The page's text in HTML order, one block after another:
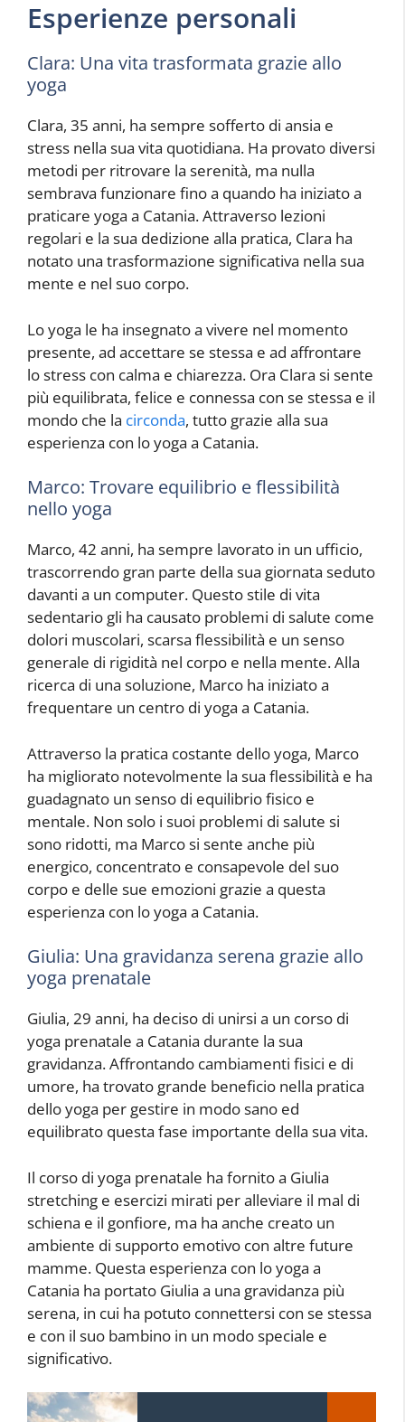
Esperienze personali
Clara: Una vita trasformata grazie allo
yoga
Clara, 35 anni, ha sempre sofferto di ansia e
stress nella sua vita quotidiana. Ha provato diversi
metodi per ritrovare la serenità, ma nulla
sembrava funzionare fino a quando ha iniziato a
praticare yoga a Catania. Attraverso lezioni
regolari e la sua dedizione alla pratica, Clara ha
notato una trasformazione significativa nella sua
mente e nel suo corpo.
Lo yoga le ha insegnato a vivere nel momento
presente, ad accettare se stessa e ad affrontare
lo stress con calma e chiarezza. Ora Clara si sente
più equilibrata, felice e connessa con se stessa e il
mondo che la circonda, tutto grazie alla sua
esperienza con lo yoga a Catania.
Marco: Trovare equilibrio e flessibilità
nello yoga
Marco, 42 anni, ha sempre lavorato in un ufficio,
trascorrendo gran parte della sua giornata seduto
davanti a un computer. Questo stile di vita
sedentario gli ha causato problemi di salute come
dolori muscolari, scarsa flessibilità e un senso
generale di rigidità nel corpo e nella mente. Alla
ricerca di una soluzione, Marco ha iniziato a
frequentare un centro di yoga a Catania.
Attraverso la pratica costante dello yoga, Marco
ha migliorato notevolmente la sua flessibilità e ha
guadagnato un senso di equilibrio fisico e
mentale. Non solo i suoi problemi di salute si
sono ridotti, ma Marco si sente anche più
energico, concentrato e consapevole del suo
corpo e delle sue emozioni grazie a questa
esperienza con lo yoga a Catania.
Giulia: Una gravidanza serena grazie allo
yoga prenatale
Giulia, 29 anni, ha deciso di unirsi a un corso di
yoga prenatale a Catania durante la sua
gravidanza. Affrontando cambiamenti fisici e di
umore, ha trovato grande beneficio nella pratica
dello yoga per gestire in modo sano ed
equilibrato questa fase importante della sua vita.
Il corso di yoga prenatale ha fornito a Giulia
stretching e esercizi mirati per alleviare il mal di
schiena e il gonfiore, ma ha anche creato un
ambiente di supporto emotivo con altre future
mamme. Questa esperienza con lo yoga a
Catania ha portato Giulia a una gravidanza più
serena, in cui ha potuto connettersi con se stessa
e con il suo bambino in un modo speciale e
significativo.